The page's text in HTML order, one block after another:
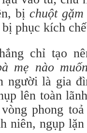
bị chuột
bị phục kích
chỉ tạo
mẹ nào
người là gia
lên toàn
phong
niên, ngụp